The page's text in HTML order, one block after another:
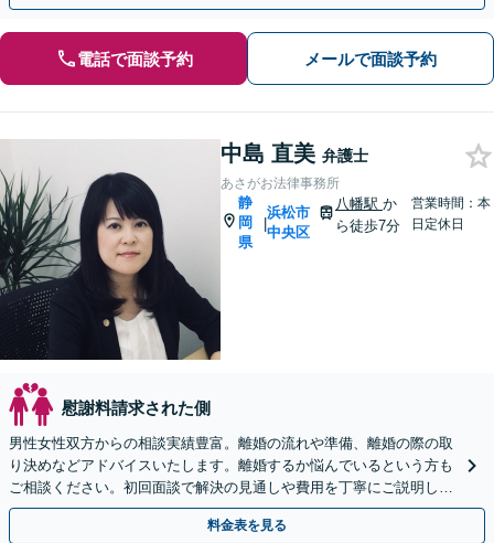
電話で面談予約 メールで面談予約
中島 直美 弁護士
あさがお法律事務所
静
岡
県
|
浜松市
中央区
八幡駅 か
ら徒歩7分
営業時間：本
日定休日
慰謝料請求された側
男性女性双方からの相談実績豊富。離婚の流れや準備、離婚の際の取
り決めなどアドバイスいたします。離婚するか悩んでいるという方も
ご相談ください。初回面談で解決の見通しや費用を丁寧にご説明しま
す。不貞相手への慰謝料請求や、請求を受けた方にも対応。
料金表を見る